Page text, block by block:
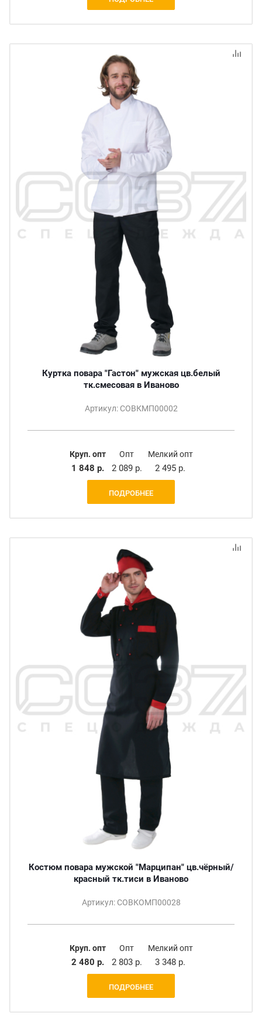
Куртка повара "Гастон" мужская цв.белый
тк.смесовая в Иваново
Артикул: СОВКМП00002
Круп. опт
1 848 р.
Опт
2 089 р.
Мелкий опт
2 495 р.
ПОДРОБНЕЕ
Костюм повара мужской "Марципан" цв.чёрный/
красный тк.тиси в Иваново
Артикул: СОВКОМП00028
Круп. опт
2 480 р.
Опт
2 803 р.
Мелкий опт
3 348 р.
ПОДРОБНЕЕ